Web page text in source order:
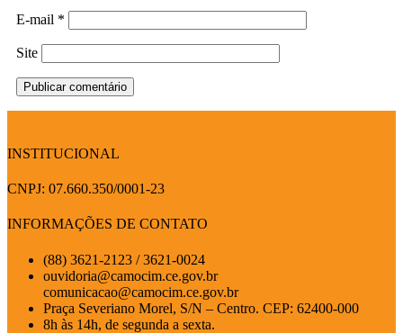
E-mail *
Site
INSTITUCIONAL
CNPJ: 07.660.350/0001-23
INFORMAÇÕES DE CONTATO
(88) 3621-2123 / 3621-0024
ouvidoria@camocim.ce.gov.br
comunicacao@camocim.ce.gov.br
Praça Severiano Morel, S/N – Centro. CEP: 62400-000
8h às 14h, de segunda a sexta.